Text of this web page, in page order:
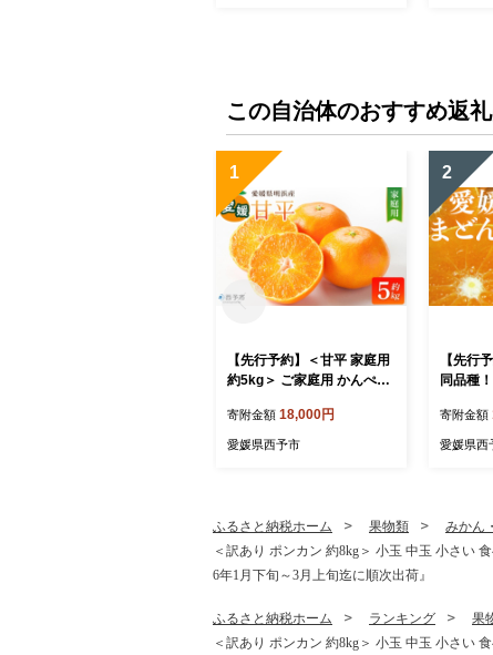
この自治体のおすすめ返
1
【先行予約】＜甘平 家庭用
約5kg＞ ご家庭用 かんぺい
蜜柑 訳あり 果物 くだもの
フルーツ ミカン 愛媛 国産
出荷予定』
寄附金額 18,000円
愛媛県西予市
2
【先行
同品種
g＞ 約
柑橘 果
【常温】
寄附金額
愛媛県西
ふるさと納税ホーム 果物類
みかん
＜訳あり ポンカン 約8kg＞ 小玉 中玉 小さい
6年1月下旬～3月上旬迄に順次出荷』
ふるさと納税ホーム ランキング 果
＜訳あり ポンカン 約8kg＞ 小玉 中玉 小さい